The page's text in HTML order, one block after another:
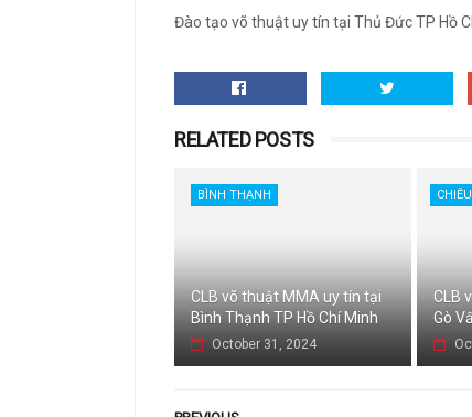
Đào tạo võ thuật uy tín tại Thủ Đức TP Hồ
RELATED POSTS
BÌNH THẠNH
CLB võ thuật MMA uy tín tại
Bình Thạnh TP Hồ Chí Minh
October 31, 2024
CLB
Gò